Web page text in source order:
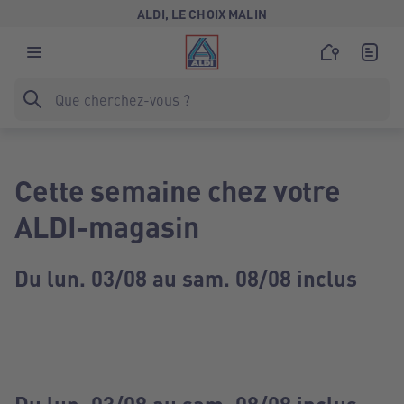
ALDI, LE CHOIX MALIN
Cette semaine chez votre
ALDI-magasin
Du lun. 03/08 au sam. 08/08 inclus